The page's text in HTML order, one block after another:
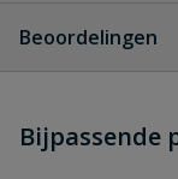
dit
Beoordelingen
Schrijf zelf
Bijpassende